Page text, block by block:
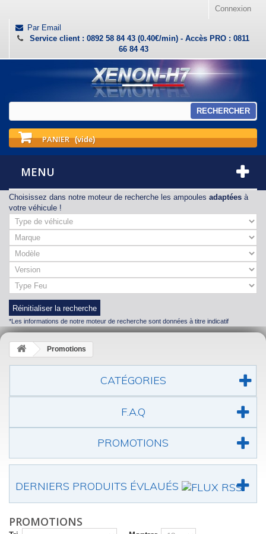
Connexion
Par Email
Service client : 0892 58 84 43 (0.40€/min) - Accès PRO : 0811
66 84 43
RECHERCHER
PANIER (vide)
MENU
Choisissez dans notre moteur de recherche les ampoules adaptées à
votre véhicule !
Réinitialiser la recherche
*Les informations de notre moteur de recherche sont données à titre indicatif
Promotions
CATÉGORIES
F.A.Q
PROMOTIONS
DERNIERS PRODUITS ÉVLAUÉS
PROMOTIONS